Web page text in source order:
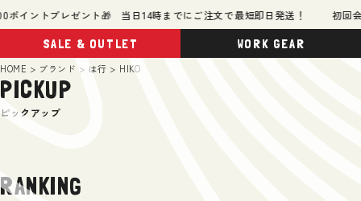
イントプレゼント🎁 当日14時までにご注文で最短即日発送！ 初回会
WORK GEAR
HOME ブランド は行 HIKO
PICKUP
ピックアップ
RANKING
SALE & OUTLET